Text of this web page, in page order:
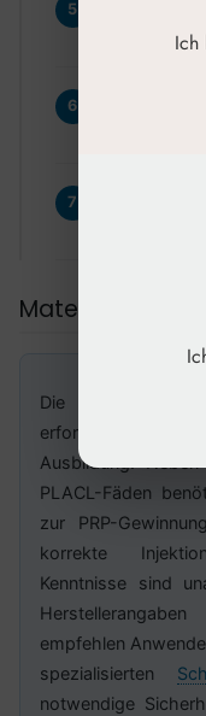
Einbringen
Injektion
Materialien
Die Durchführung
erfordert
Ausbildung.
PLACL-Fäden
zur PRP-
korrekte
Kenntnisse sind
empfehlen
spezialisierten
notwendige
Ich